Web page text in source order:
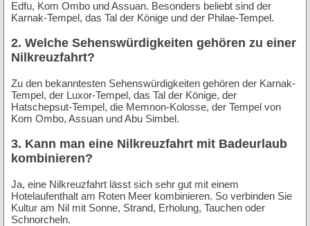
Edfu, Kom Ombo und Assuan. Besonders beliebt sind der
Karnak-Tempel, das Tal der Könige und der Philae-Tempel.
2. Welche Sehenswürdigkeiten gehören zu einer
Nilkreuzfahrt?
Zu den bekanntesten Sehenswürdigkeiten gehören der Karnak-
Tempel, der Luxor-Tempel, das Tal der Könige, der
Hatschepsut-Tempel, die Memnon-Kolosse, der Tempel von
Kom Ombo, Assuan und Abu Simbel.
3. Kann man eine Nilkreuzfahrt mit Badeurlaub
kombinieren?
Ja, eine Nilkreuzfahrt lässt sich sehr gut mit einem
Hotelaufenthalt am Roten Meer kombinieren. So verbinden Sie
Kultur am Nil mit Sonne, Strand, Erholung, Tauchen oder
Schnorcheln.